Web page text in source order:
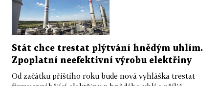
Stát chce trestat plýtvání hnědým uhlím.
Zpoplatní neefektivní výrobu elektřiny
Od začátku příštího roku bude nová vyhláška trestat